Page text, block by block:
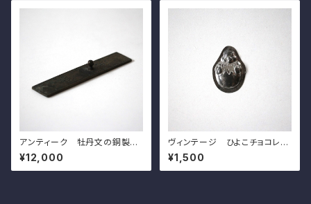
アンティーク 牡丹文の銅製書
鎮 w14.7cm Antique Japa
nese Bronze Paper Weigh
t, Peonies Design
¥12,000
ヴィンテージ ひよこチョコレー
トモールド d5.3cm Vintage
French Metal Chick-Hatchi
ng-from-Egg Chocolate M
¥1,500